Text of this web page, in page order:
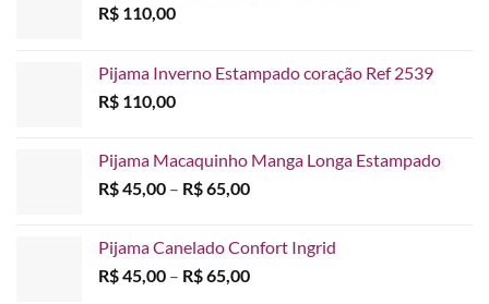
R$ 110,00
Pijama Inverno Estampado coração Ref 2539
R$ 110,00
Pijama Macaquinho Manga Longa Estampado
R$45,00 – R$65,00Faixa
R$ 45,00
através
Pijama Canelado Confort Ingrid
R$45,00 – R$65,00Faixa